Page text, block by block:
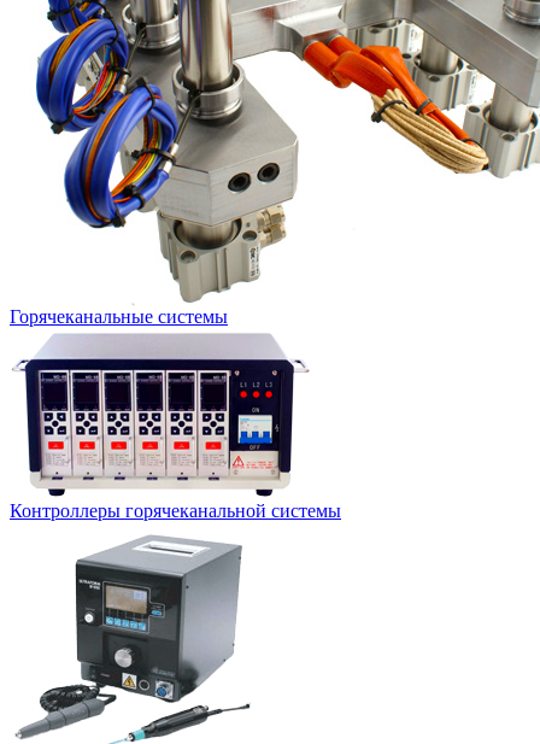
Горячеканальные системы
Контроллеры горячеканальной системы